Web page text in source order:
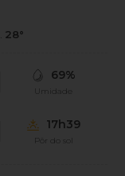
28°
69%
Umidade
17h39
Pôr do sol